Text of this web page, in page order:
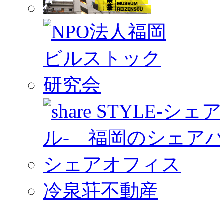
冷泉荘不動産